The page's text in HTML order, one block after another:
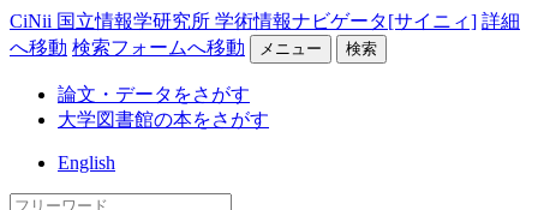
CiNii 国立情報学研究所 学術情報ナビゲータ[サイニィ] 詳細
へ移動 検索フォームへ移動 メニュー 検索
論文・データをさがす
大学図書館の本をさがす
English